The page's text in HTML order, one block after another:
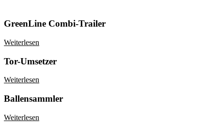
GreenLine Combi-Trailer
Weiterlesen
Tor-Umsetzer
Weiterlesen
Ballensammler
Weiterlesen